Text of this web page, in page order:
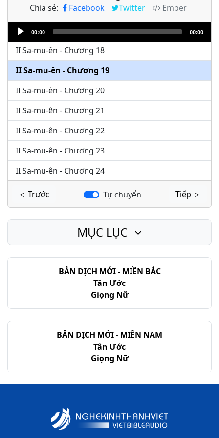
Chia sẻ: Facebook Twitter
Ember
Audio
Player
00:00 00:00
II Sa-mu-ên - Chương 16
II Sa-mu-ên - Chương 17
II Sa-mu-ên - Chương 18
II Sa-mu-ên - Chương 19
II Sa-mu-ên - Chương 20
II Sa-mu-ên - Chương 21
II Sa-mu-ên - Chương 22
II Sa-mu-ên - Chương 23
II Sa-mu-ên - Chương 24
＜ Trước Tự chuyển Tiếp ＞
BẢN DỊCH MỚI - MIỀN BẮC
Tân Ước
Giọng Nữ
BẢN DỊCH MỚI - MIỀN NAM
Tân Ước
Giọng Nữ
MỤC LỤC